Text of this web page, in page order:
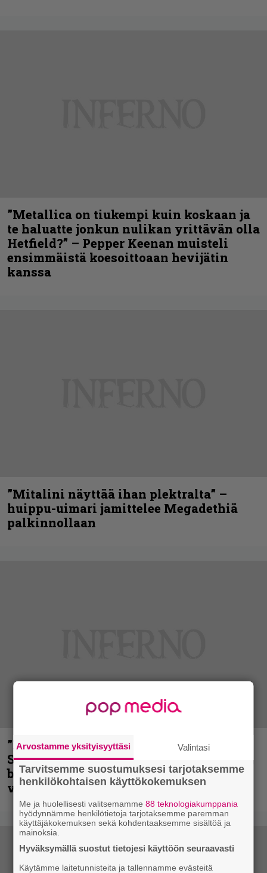
”Metallica on tiukempi kuin koskaan ja
te haluatte jonkun nulikan yrittävän olla
Hetfield?” – Pepper Keenan muisteli
ensimmäistä koesoittoaan hevijätin
kanssa
”Mitalini näyttää ihan plektralta” –
huippu-uimari jamittelee Megadethiä
palkinnollaan
”He ovat tuoneet soittoon jotain uutta” –
Sepulturan Andreas Kisser nimeää
bändin, jonka riffit ovat tehneet
vaikutuksen
Arvostamme yksityisyyttäsi Valintasi
Tarvitsemme suostumuksesi tarjotaksemme
henkilökohtaisen käyttökokemuksen
Me ja huolellisesti valitsemamme88 teknologiakumppania
hyödynnämme henkilötietoja tarjotaksemme paremman
käyttäjäkokemuksen sekä kohdentaaksemme sisältöä ja
mainoksia.
Hyväksymällä suostut tietojesi käyttöön seuraavasti
Käytämme laitetunnisteita ja tallennamme evästeitä